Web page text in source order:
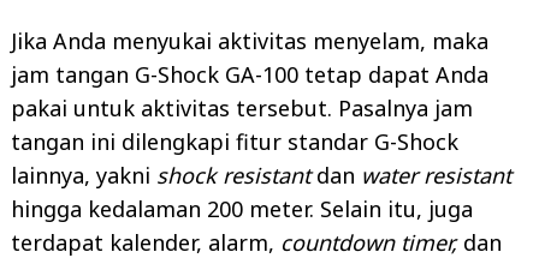
Jika Anda menyukai aktivitas menyelam, maka
jam tangan G-Shock GA-100 tetap dapat Anda
pakai untuk aktivitas tersebut. Pasalnya jam
tangan ini dilengkapi fitur standar G-Shock
lainnya, yakni shock resistantdan water resistant
hingga kedalaman 200 meter. Selain itu, juga
terdapat kalender, alarm, countdown timer, dan